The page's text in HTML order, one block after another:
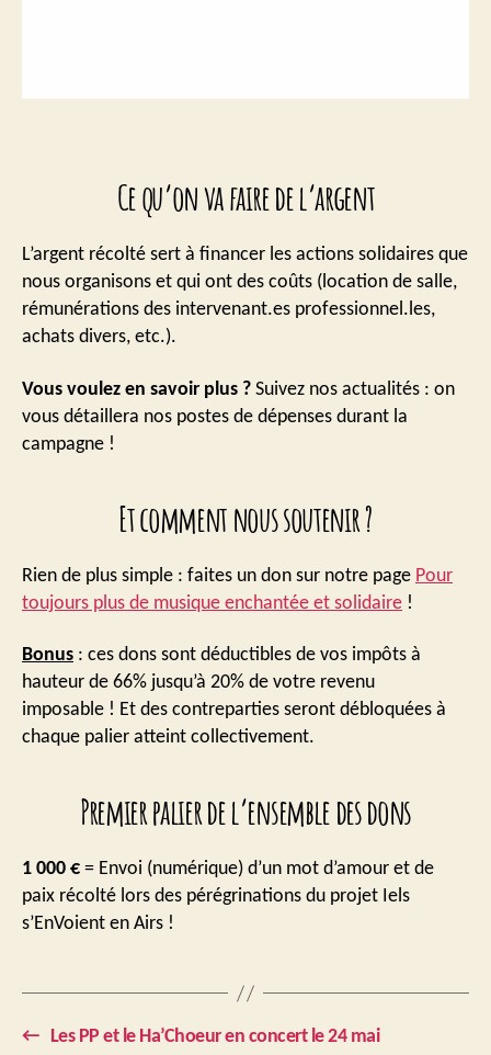
Ce qu’on va faire de l’argent
L’argent récolté sert à financer les actions solidaires que
nous organisons et qui ont des coûts (location de salle,
rémunérations des intervenant.es professionnel.les,
achats divers, etc.).
Vous voulez en savoir plus ? Suivez nos actualités : on
vous détaillera nos postes de dépenses durant la
campagne !
Et comment nous soutenir ?
Rien de plus simple : faites un don sur notre page Pour
toujours plus de musique enchantée et solidaire !
Bonus : ces dons sont déductibles de vos impôts à
hauteur de 66% jusqu’à 20% de votre revenu
imposable ! Et des contreparties seront débloquées à
chaque palier atteint collectivement.
Premier palier de l’ensemble des dons
1 000 € = Envoi (numérique) d’un mot d’amour et de
paix récolté lors des pérégrinations du projet Iels
s’EnVoient en Airs !
← Les PP et le Ha’Choeur en concert le 24 mai